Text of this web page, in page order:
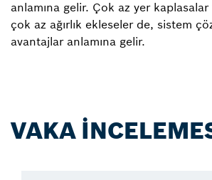
anlamına gelir. Çok az yer
çok az ağırlık ekleseler de, sistem
avantajlar anlamına gelir.
VAKA